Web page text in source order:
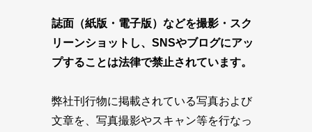
誌面（紙版・電子版）などを撮影・スク
リーンショットし、SNSやブログにアッ
プすることは法律で禁止されています。
弊社刊行物に掲載されている写真および
文章を、写真撮影やスキャン等を行なっ